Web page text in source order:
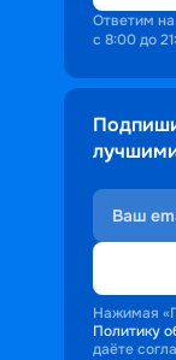
Ответим
с 8:00 до
Нажимая
Политику
даёте